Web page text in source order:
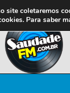
site coletaremos
Para saber